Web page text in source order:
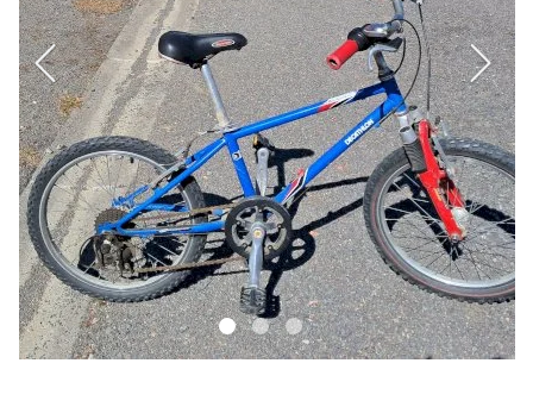
SERVICE
ÉVÉNEMENT
BILLET & COVOIT'
Français